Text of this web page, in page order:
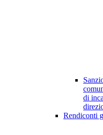
di
Rendiconti